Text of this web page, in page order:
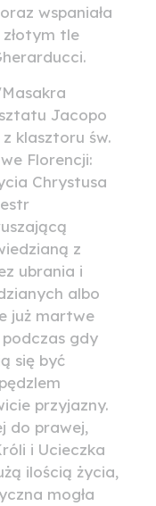
wspaniała
tle
Jacopo
klasztoru św.
Florencji:
Chrystusa
z
ubrania i
albo
już martwe
podczas gdy
się być
przyjazny.
do prawej,
i Ucieczka
ilością życia,
mogła